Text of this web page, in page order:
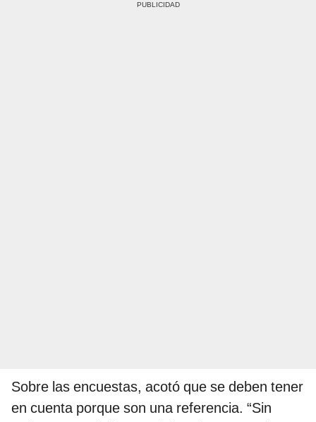
Sobre las encuestas, acotó que se deben tener
en cuenta porque son una referencia. “Sin